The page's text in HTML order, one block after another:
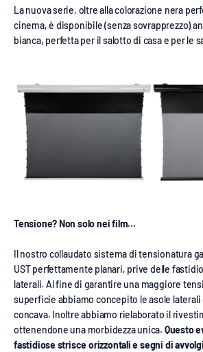
La nuova serie, oltre alla colorazione nera
cinema, è disponibile (senza sovrapprezzo)
bianca, perfetta per il salotto di casa e per le
Tensione? Non solo nei film...
Il nostro collaudato sistema di tensionatura
UST perfettamente planari, prive delle
laterali. Al fine di garantire una maggiore
superficie abbiamo concepito le asole laterali
concava. Inoltre abbiamo rielaborato il
ottenendone una morbidezza unica. Questo
fastidiose strisce orizzontali e segni di